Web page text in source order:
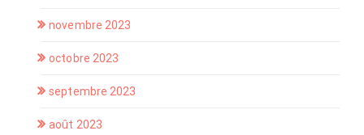
novembre 2023
octobre 2023
septembre 2023
août 2023